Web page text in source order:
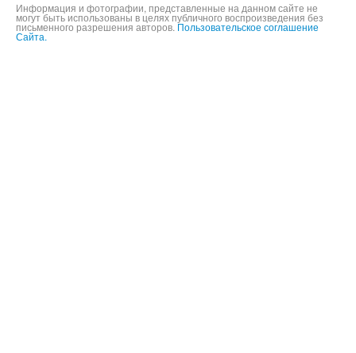
Информация и фотографии, представленные на данном сайте не
могут быть использованы в целях публичного воспроизведения без
письменного разрешения авторов. Пользовательское соглашение
Сайта.